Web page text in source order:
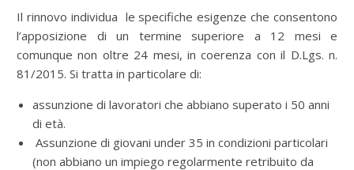
Il rinnovo individua le specifiche esigenze che consentono
l’apposizione di un termine superiore a 12 mesi e
comunque non oltre 24 mesi, in coerenza con il D.Lgs. n.
81/2015. Si tratta in particolare di:
assunzione di lavoratori che abbiano superato i 50 anni
di età.
Assunzione di giovani under 35 in condizioni particolari
(non abbiano un impiego regolarmente retribuito da